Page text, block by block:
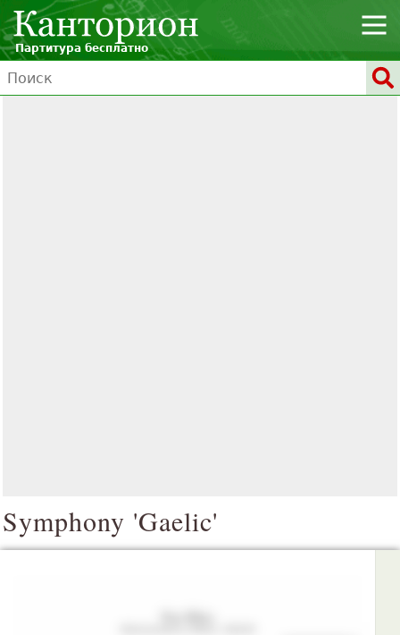
Партитура бесплатно
Symphony 'Gaelic'